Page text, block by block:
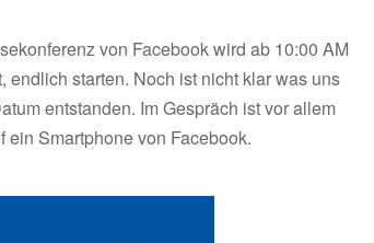
von Facebook wird ab 10:00 AM
endlich starten. Noch ist nicht klar was uns
entstanden. Im Gespräch ist vor allem
ein Smartphone von Facebook.